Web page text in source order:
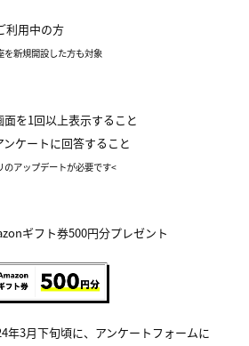
利用中の方
新規開設した方も対象
を1回以上表示すること
ケートに回答すること
アップデートが必要です<
ギフト券500円分プレゼント​
年3月下旬頃に、アンケートフォームに